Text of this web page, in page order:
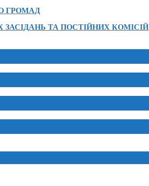
ГРОМАД
ЗАСІДАНЬ ТА ПОСТІЙНИХ КОМІСІЙ